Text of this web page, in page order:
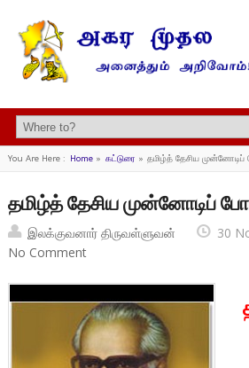
You Are Here : Home» கட்டுரை » தமிழ்த் தேசிய முன்னோடிப்
தமிழ்த் தேசிய முன்னோடிப்
இலக்குவனார் திருவள்ளுவன்
30
No Comment